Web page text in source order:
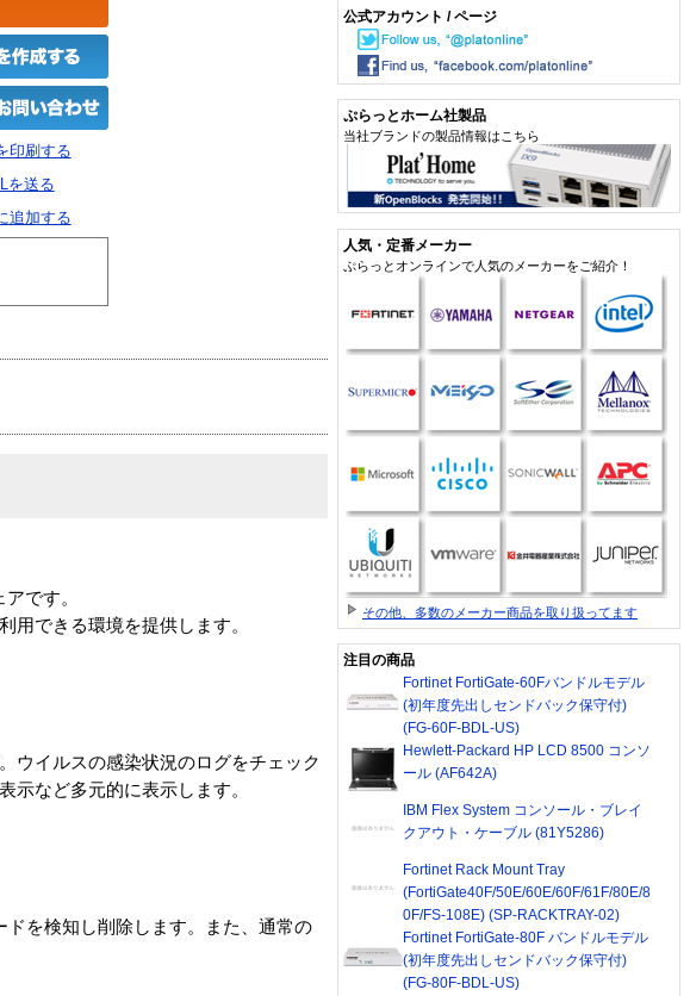
印刷する
を送る
追加する
です。
用できる環境を提供します。
ウイルスの感染状況のログをチェック
示など多元的に表示します。
を検知し削除します。また、通常の
公式アカウント / ページ
ぷらっとホーム社製品
当社ブランドの製品情報はこちら
人気・定番メーカー
ぷらっとオンラインで人気のメーカーをご紹介！
その他、多数のメーカー商品を取り扱ってます
注目の商品
Fortinet FortiGate-60Fバンドルモデル
(初年度先出しセンドバック保守付)
(FG-60F-BDL-US)
Hewlett-Packard HP LCD 8500 コンソ
ール (AF642A)
IBM Flex System コンソール・ブレイ
クアウト・ケーブル (81Y5286)
Fortinet Rack Mount Tray
(FortiGate40F/50E/60E/60F/61F/80E/8
0F/FS-108E) (SP-RACKTRAY-02)
Fortinet FortiGate-80F バンドルモデル
(初年度先出しセンドバック保守付)
(FG-80F-BDL-US)